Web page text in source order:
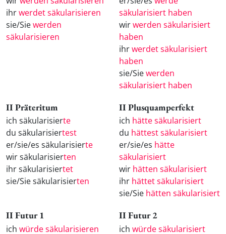
ihrwerdet säkularisieren
sie/Siewerden
säkularisieren
säkularisiert haben
wirwerden säkularisiert
haben
ihrwerdet säkularisiert
haben
sie/Siewerden
säkularisiert haben
II Präteritum
ich säkularisierte
du säkularisiertest
er/sie/es säkularisierte
wir säkularisierten
ihr säkularisiertet
sie/Sie säkularisierten
II Plusquamperfekt
ich hätte säkularisiert
du hättest säkularisiert
er/sie/es hätte
säkularisiert
wir hätten säkularisiert
ihr hättet säkularisiert
sie/Sie hätten säkularisiert
II Futur 1
ich würde säkularisieren
II Futur 2
ich würde säkularisiert